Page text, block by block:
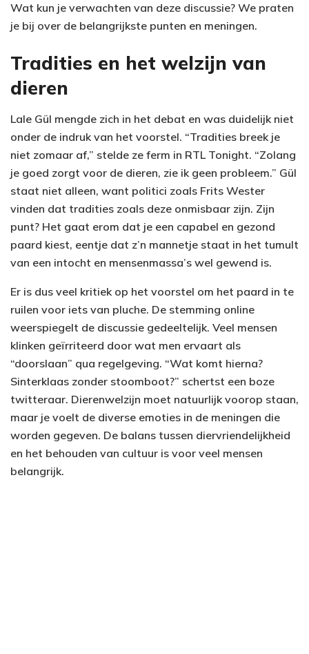
Wat kun je verwachten van deze discussie? We praten
je bij over de belangrijkste punten en meningen.
Tradities en het welzijn van
dieren
Lale Gül mengde zich in het debat en was duidelijk niet
onder de indruk van het voorstel. “Tradities breek je
niet zomaar af,” stelde ze ferm in RTL Tonight. “Zolang
je goed zorgt voor de dieren, zie ik geen probleem.” Gül
staat niet alleen, want politici zoals Frits Wester
vinden dat tradities zoals deze onmisbaar zijn. Zijn
punt? Het gaat erom dat je een capabel en gezond
paard kiest, eentje dat z’n mannetje staat in het tumult
van een intocht en mensenmassa’s wel gewend is.
Er is dus veel kritiek op het voorstel om het paard in te
ruilen voor iets van pluche. De stemming online
weerspiegelt de discussie gedeeltelijk. Veel mensen
klinken geïrriteerd door wat men ervaart als
“doorslaan” qua regelgeving. “Wat komt hierna?
Sinterklaas zonder stoomboot?” schertst een boze
twitteraar. Dierenwelzijn moet natuurlijk voorop staan,
maar je voelt de diverse emoties in de meningen die
worden gegeven. De balans tussen diervriendelijkheid
en het behouden van cultuur is voor veel mensen
belangrijk.